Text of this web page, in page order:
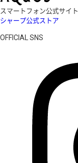
スマートフォン公式サイト
シャープ公式ストア
OFFICIAL SNS